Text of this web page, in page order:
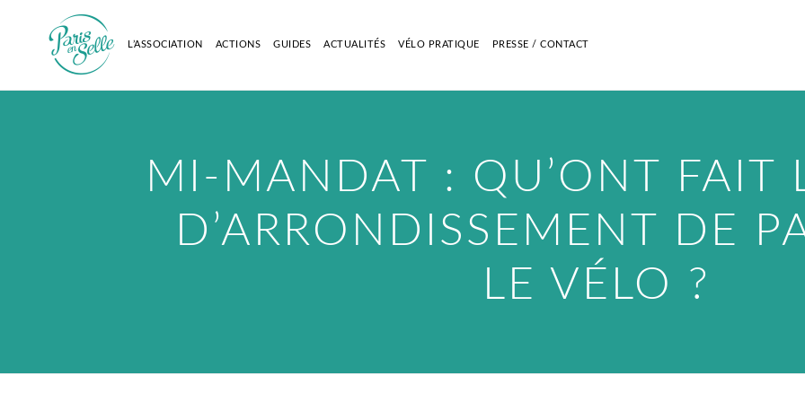
L’ASSOCIATION ACTIONS GUIDES ACTUALITÉS VÉLO PRATIQUE PRESSE / CONTACT
MI-MANDAT : QU’ONT FAIT
D’ARRONDISSEMENT DE
LE VÉLO ?